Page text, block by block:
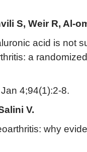
S, Weir R, Al-
acid is not
a
4;94(1):2-8.
V.
why